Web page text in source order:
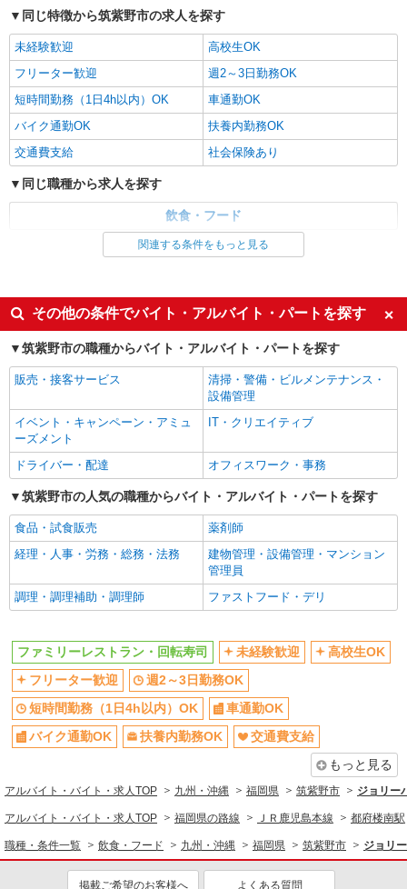
同じ特徴から筑紫野市の求人を探す
未経験歓迎
高校生OK
フリーター歓迎
週2～3日勤務OK
短時間勤務（1日4h以内）OK
車通勤OK
バイク通勤OK
扶養内勤務OK
交通費支給
社会保険あり
同じ職種から求人を探す
飲食・フード
同じ特徴から求人を探す
週2～3日勤務OK
短時間勤務（1日4h以内）OK
車通勤OK
扶養内勤務OK
交通費支給
社会保険あり
関連する条件をもっと見る
その他の条件でバイト・アルバイト・パートを探す
筑紫野市の職種からバイト・アルバイト・パートを探す
販売・接客サービス
清掃・警備・ビルメンテナンス・
設備管理
イベント・キャンペーン・アミュ
ーズメント
IT・クリエイティブ
ドライバー・配達 オフィスワーク・事務
筑紫野市の人気の職種からバイト・アルバイト・パートを探す
食品・試食販売
薬剤師
経理・人事・労務・総務・法務
建物管理・設備管理・マンション
管理員
調理・調理補助・調理師
ファストフード・デリ
ファミリーレストラン・回転寿司 未経験歓迎
高校生OK
フリーター歓迎
週2～3日勤務OK
短時間勤務（1日4h以内）OK
車通勤OK
バイク通勤OK
扶養内勤務OK
交通費支給
もっと見る
アルバイト・バイト・求人TOP 九州・沖縄 福岡県 筑紫野市 ジョリー
アルバイト・バイト・求人TOP 福岡県の路線 ＪＲ鹿児島本線 都府楼南駅
職種・条件一覧 飲食・フード 九州・沖縄 福岡県 筑紫野市 ジョリ
掲載ご希望のお客様へ よくある質問